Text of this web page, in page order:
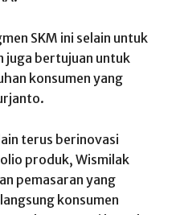
SKM ini selain untuk
juga bertujuan untuk
konsumen yang
terus berinovasi
produk, Wismilak
pemasaran yang
konsumen